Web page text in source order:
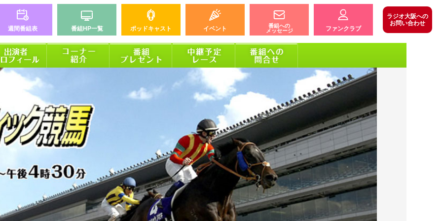
週間番組表 番組HP一覧 ポッドキャスト イベント
番組への
メッセージ
ファンクラブ
ラジオ大阪への
お問い合わせ